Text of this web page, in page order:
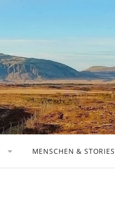
MENSCHEN & STORIES